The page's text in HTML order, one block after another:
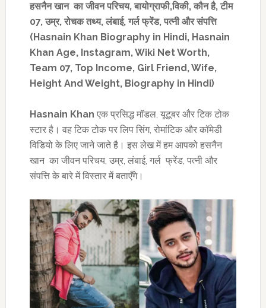
हसनैन खान का जीवन परिचय,बायोग्राफी,विकी, कौन है,टीम
07, उम्र,रोचक तथ्य, लंबाई,गर्ल फ्रेंड,पत्नी और संपत्ति
(Hasnain Khan Biography in Hindi, Hasnain
Khan Age, Instagram, Wiki Net Worth,
Team 07, Top Income,GirlFriend,Wife,
Height And Weight, Biography in Hindi)
Hasnain Khan एक प्रसिद्ध मॉडल, यूटूबर और टिक टोक
स्टार है। वह टिक टोक पर लिप सिंग, रोमांटिक और कॉमेडी
विडियो के लिए जाने जाते है। इस लेख में हम आपको हसनैन
खान का जीवन परिचय, उम्र, लंबाई, गर्ल फ्रेंड, पत्नी और
संपत्ति के बारे में विस्तार में बताएँगे।